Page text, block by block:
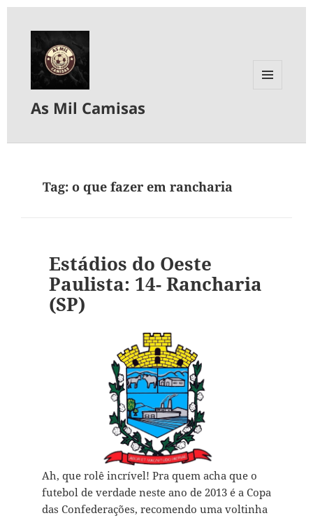
As Mil Camisas
Tag:o que fazer em rancharia
Estádios do Oeste
Paulista: 14- Rancharia
(SP)
Ah, que rolê incrível! Pra quem acha que o
futebol de verdade neste ano de 2013 é a Copa
das Confederações, recomendo uma voltinha